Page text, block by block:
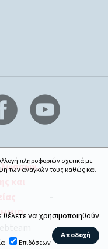
και
πληροφοριών σχετικά με
των αναγκών τους καθώς και
θέλετε να χρησιμοποιηθούν
Επιδόσεων